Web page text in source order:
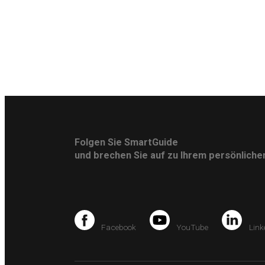
Folgen Sie SmartGuide
und brechen Sie auf zu Ihrem
Facebook YouTube